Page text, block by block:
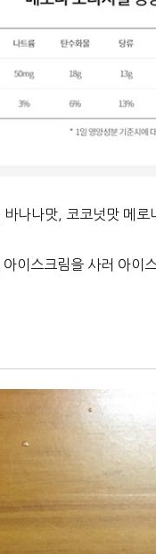
나나맛, 코코넛맛 메로
이스크림을 사러 아이